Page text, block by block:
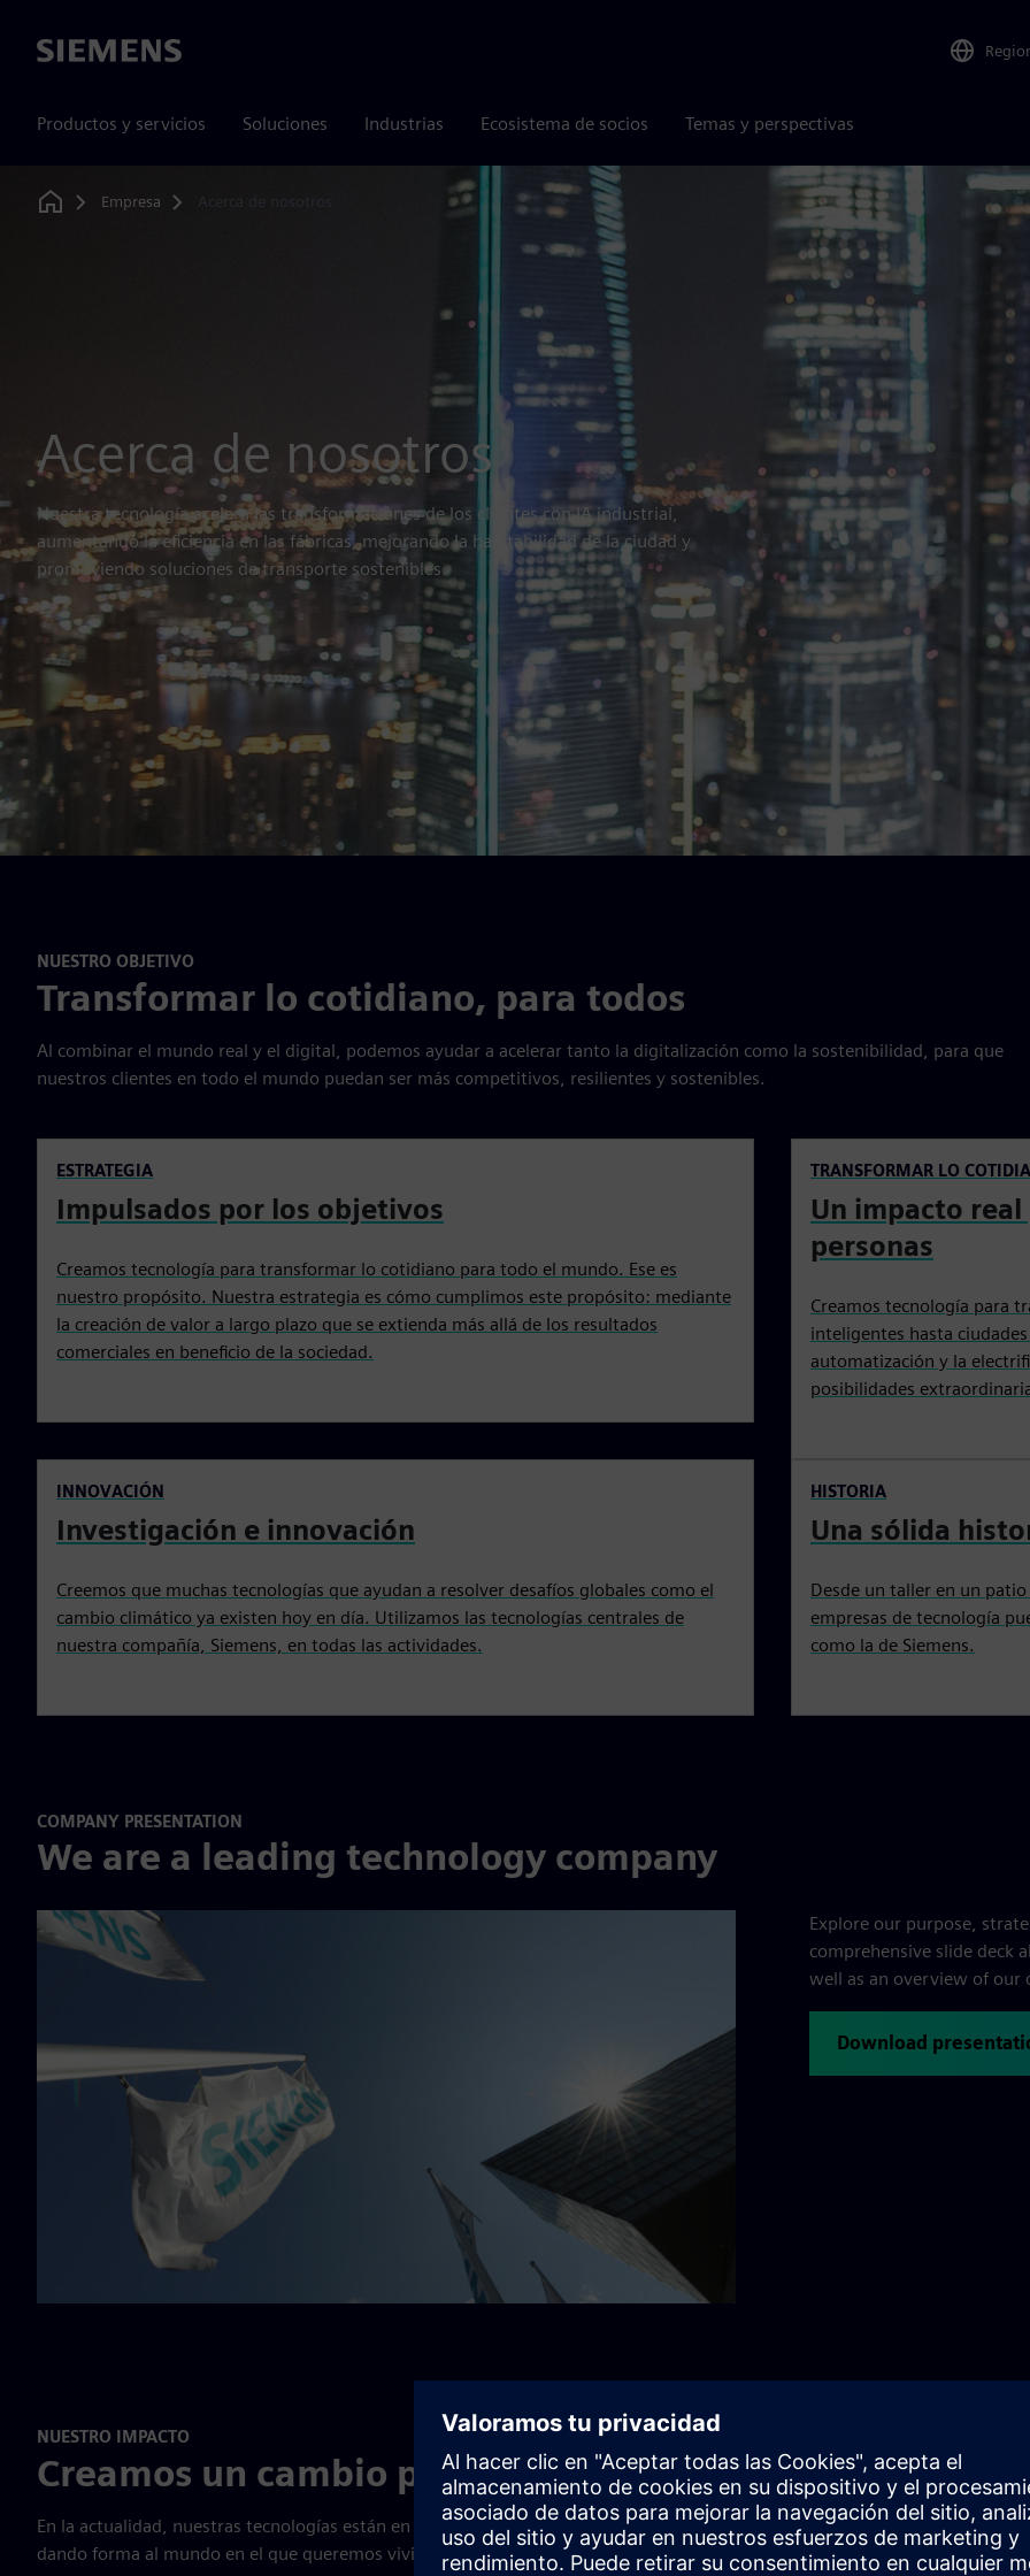
Siemens
Productos y servicios Soluciones Industrias Ecosistema de socios Temas y perspectivas
Home
Empresa Acerca de nosotros
Acerca de nosotros
Nuestra tecnología acelera las transformaciones de los clientes con IA industrial,
aumentando la eficiencia en las fábricas, mejorando la habitabilidad de la ciudad y
promoviendo soluciones de transporte sostenibles.
NUESTRO OBJETIVO
Transformar lo cotidiano, para todos
Al combinar el mundo real y el digital, podemos ayudar a acelerar tanto la digitalización como la sostenibilidad, para que
nuestros clientes en todo el mundo puedan ser más competitivos, resilientes y sostenibles.
ESTRATEGIA
Impulsados por los objetivos
Creamos tecnología para transformar lo cotidiano para todo el mundo. Ese es
nuestro propósito. Nuestra estrategia es cómo cumplimos este propósito: mediante
la creación de valor a largo plazo que se extienda más allá de los resultados
comerciales en beneficio de la sociedad.
TRANSFORMAR LO
Un impacto
personas
Creamos tecnología para
inteligentes hasta
automatización y la
posibilidades
INNOVACIÓN
Investigación e innovación
Creemos que muchas tecnologías que ayudan a resolver desafíos globales como el
cambio climático ya existen hoy en día. Utilizamos las tecnologías centrales de
nuestra compañía, Siemens, en todas las actividades.
HISTORIA
Una sólida
Desde un taller en un
empresas de tecnología
como la de Siemens.
COMPANY PRESENTATION
We are a leading technology company
Explore our purpose,
comprehensive slide deck
well as an overview of our
Download
NUESTRO IMPACTO
Creamos un cambio positivo juntos
En la actualidad, nuestras tecnologías están en todas partes: empoderando a los clientes, inspirando a los empleados y
dando forma al mundo en el que queremos vivir.